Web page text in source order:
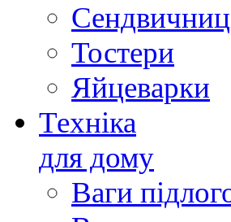
Тостери
Яйцеварки
Техніка
для дому
Ваги